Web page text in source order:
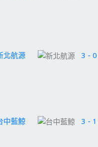
北航源 3 - 0
中藍鯨 3 - 1